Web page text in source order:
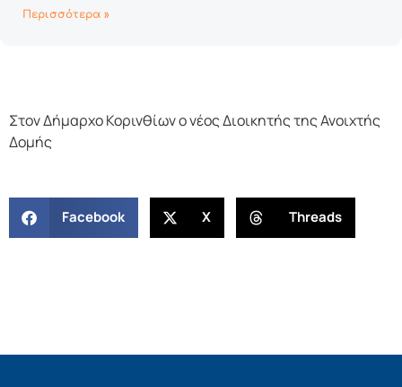
Περισσότερα »
Στον Δήμαρχο Κορινθίων ο νέος Διοικητής της Ανοιχτής
Δομής
Facebook X Threads